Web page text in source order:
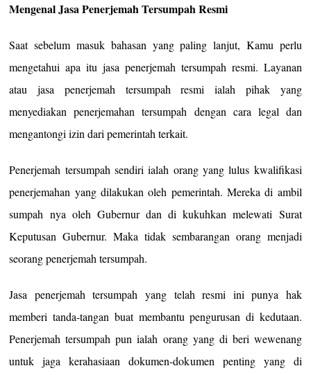
Mengenal Jasa Penerjemah Tersumpah Resmi
Saat sebelum masuk bahasan yang paling lanjut, Kamu perlu
mengetahui apa itu jasa penerjemah tersumpah resmi. Layanan
atau jasa penerjemah tersumpah resmi ialah pihak yang
menyediakan penerjemahan tersumpah dengan cara legal dan
mengantongi izin dari pemerintah terkait.
Penerjemah tersumpah sendiri ialah orang yang lulus kwalifikasi
penerjemahan yang dilakukan oleh pemerintah. Mereka di ambil
sumpah nya oleh Gubernur dan di kukuhkan melewati Surat
Keputusan Gubernur. Maka tidak sembarangan orang menjadi
seorang penerjemah tersumpah.
Jasa penerjemah tersumpah yang telah resmi ini punya hak
memberi tanda-tangan buat membantu pengurusan di kedutaan.
Penerjemah tersumpah pun ialah orang yang di beri wewenang
untuk jaga kerahasiaan dokumen-dokumen penting yang di